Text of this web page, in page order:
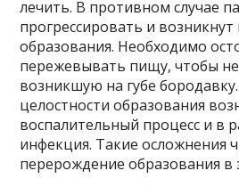
лечить. В противном случае
прогрессировать и
образования. Необходимо
пережевывать пищу, чтобы
возникшую на губе
целостности образования
воспалительный процесс и в
инфекция. Такие осложнения
перерождение образования в